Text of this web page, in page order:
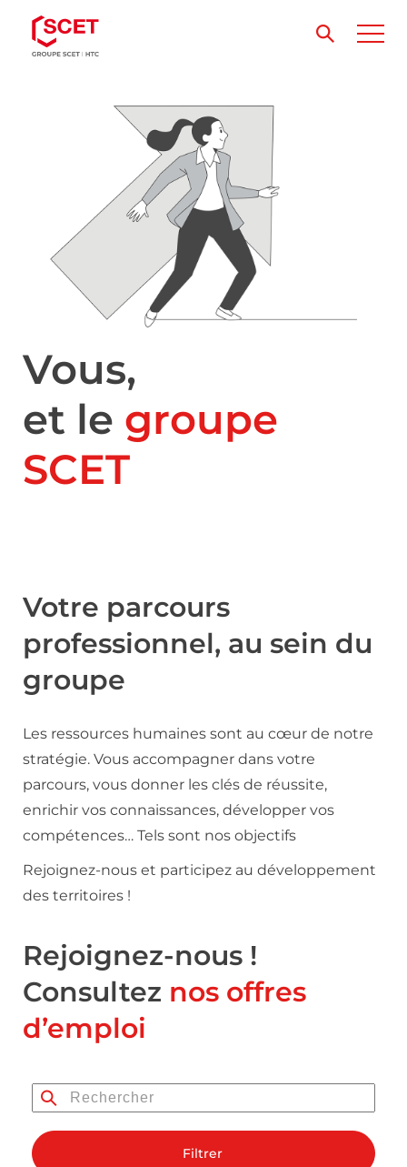
Vous,
et le groupe
SCET
Votre parcours
professionnel, au sein du
groupe
Les ressources humaines sont au cœur de notre
stratégie. Vous accompagner dans votre
parcours, vous donner les clés de réussite,
enrichir vos connaissances, développer vos
compétences… Tels sont nos objectifs
Rejoignez-nous et participez au développement
des territoires !
Rejoignez-nous !
Consultez nos offres
d’emploi
Filtrer